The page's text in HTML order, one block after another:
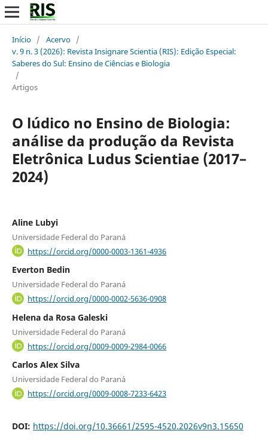
Início / Acervo /
v. 9 n. 3 (2026): Revista Insignare Scientia (RIS): Edição Especial:
Saberes do Sul: Ensino de Ciências e Biologia
/
Artigos
O lúdico no Ensino de Biologia:
análise da produção da Revista
Eletrônica Ludus Scientiae (2017–
2024)
Aline Lubyi
Universidade Federal do Paraná
https://orcid.org/0000-0003-1361-4936
Everton Bedin
Universidade Federal do Paraná
https://orcid.org/0000-0002-5636-0908
Helena da Rosa Galeski
Universidade Federal do Paraná
https://orcid.org/0009-0009-2984-0066
Carlos Alex Silva
Universidade Federal do Paraná
https://orcid.org/0009-0008-7233-6423
DOI: https://doi.org/10.36661/2595-4520.2026v9n3.15650